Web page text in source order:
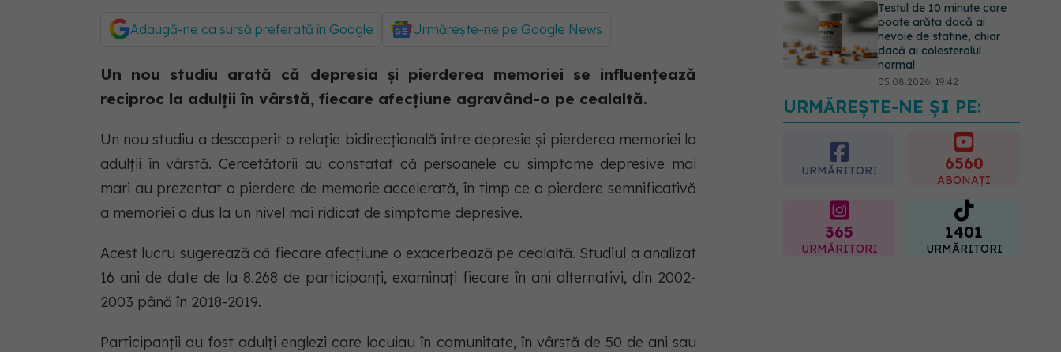
Adaugă-ne ca sursă preferată în Google Urmărește-ne pe Google News
Un nou studiu arată că depresia și pierderea memoriei se influențează
reciproc la adulții în vârstă, fiecare afecțiune agravând-o pe cealaltă.
Un nou studiu a descoperit o relație bidirecțională între depresie și pierderea memoriei la
adulții în vârstă. Cercetătorii au constatat că persoanele cu simptome depresive mai
mari au prezentat o pierdere de memorie accelerată, în timp ce o pierdere semnificativă
a memoriei a dus la un nivel mai ridicat de simptome depresive.
Acest lucru sugerează că fiecare afecțiune o exacerbează pe cealaltă. Studiul a analizat
16 ani de date de la 8.268 de participanți, examinați fiecare în ani alternativi, din 2002-
2003 până în 2018-2019.
Participanții au fost adulți englezi care locuiau în comunitate, în vârstă de 50 de ani sau
Testul de 10 minute care
poate arăta dacă ai
nevoie de statine, chiar
dacă ai colesterolul
normal
05.08.2026, 19:42
Pepenele roșu sau cel
galben: care crește
glicemia mai repede.
Răspunsul unui medic
URMĂREȘTE-NE ȘI PE:
URMĂRITORI 6560
ABONAȚI
365
URMĂRITORI
1401
URMĂRITORI